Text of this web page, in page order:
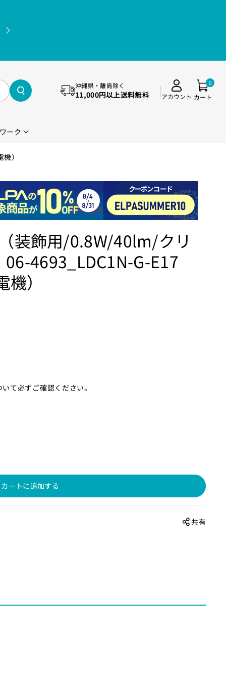
沖縄県・離島除く
11,000円以上送料無料 アカウント カート
0
ーク
）
装飾用/0.8W/40lm/クリ
4693_LDC1N-G-E17
）
いて必ずご確認ください。
カートに追加する
共有